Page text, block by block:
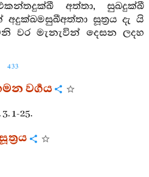
අත්තා, සුඛදුක්ඛී
සූත්‍රය දැ යි
වර මැනැවින් දෙසන ලදහ
433
වර්‍ගය
3. 1-25.